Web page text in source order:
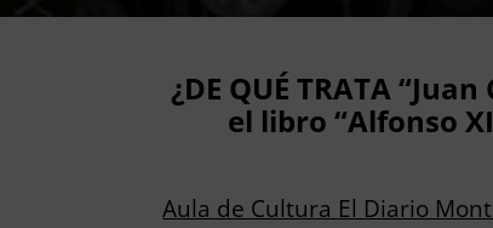
¿DE QUÉ TRATA
el libro “Alfonso
Aula de Cultura El Diario